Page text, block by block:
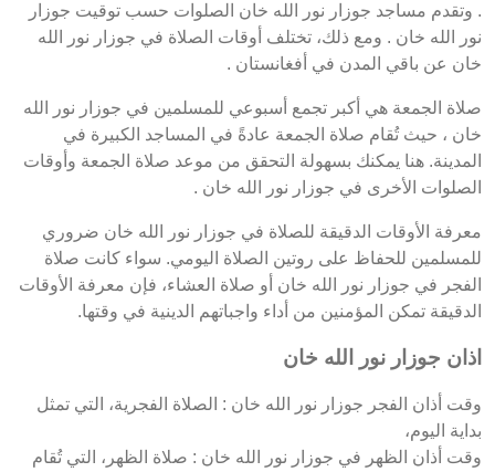
. وتقدم مساجد جوزار نور الله خان الصلوات حسب توقيت جوزار
نور الله خان . ومع ذلك، تختلف أوقات الصلاة في جوزار نور الله
خان عن باقي المدن في أفغانستان .
صلاة الجمعة هي أكبر تجمع أسبوعي للمسلمين في جوزار نور الله
خان ، حيث تُقام صلاة الجمعة عادةً في المساجد الكبيرة في
المدينة. هنا يمكنك بسهولة التحقق من موعد صلاة الجمعة وأوقات
الصلوات الأخرى في جوزار نور الله خان .
معرفة الأوقات الدقيقة للصلاة في جوزار نور الله خان ضروري
للمسلمين للحفاظ على روتين الصلاة اليومي. سواء كانت صلاة
الفجر في جوزار نور الله خان أو صلاة العشاء، فإن معرفة الأوقات
الدقيقة تمكن المؤمنين من أداء واجباتهم الدينية في وقتها.
اذان جوزار نور الله خان
وقت أذان الفجر جوزار نور الله خان : الصلاة الفجرية، التي تمثل
بداية اليوم،
وقت أذان الظهر في جوزار نور الله خان : صلاة الظهر، التي تُقام